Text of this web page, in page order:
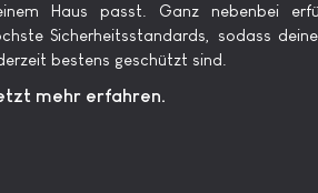
Haus passt. Ganz nebenbei
Sicherheitsstandards, sodass
bestens geschützt sind.
mehr erfahren.